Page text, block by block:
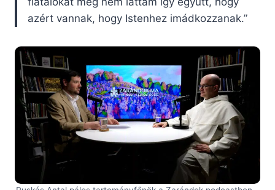
azért vannak, hogy Istenhez imádkozzanak.”